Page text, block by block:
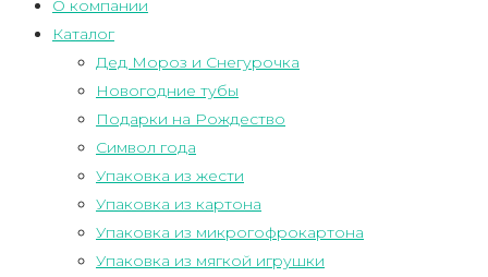
О компании
Каталог
Дед Мороз и Снегурочка
Новогодние тубы
Подарки на Рождество
Символ года
Упаковка из жести
Упаковка из картона
Упаковка из микрогофрокартона
Упаковка из мягкой игрушки